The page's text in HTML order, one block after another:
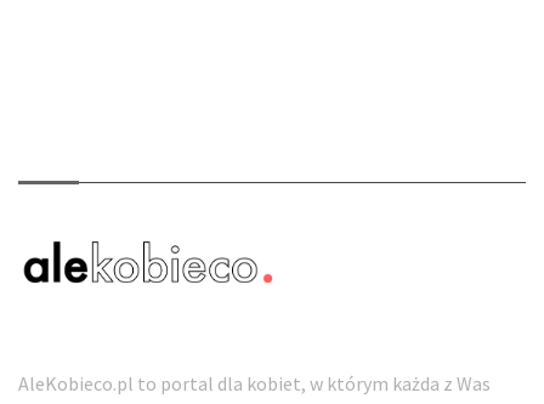
AleKobieco.pl to portal dla kobiet, w którym każda z Was